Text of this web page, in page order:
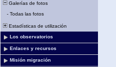
Galerías de fotos
- Todas las fotos
Estadísticas de utilización
Los observatorios
Enlaces y recursos
Misión migración